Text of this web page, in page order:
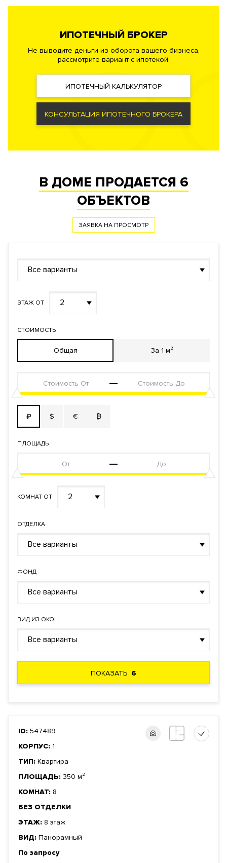
очистки воздуха, системы очистки воды до уровня питьевой,
центральная система принудительной вентиляции и
кондиционирования, малошумные лифты.
Автоматическая система пожаротушения, противопожарная
сигнализация.
Документы ЗАЯВКА НА ЮРИДИЧЕСКУЮ КОНСУЛЬТАЦИЮ
Инвестиционный договор
ИПОТЕЧНЫЙ БРОКЕР
Не выводите деньги из оборота вашего бизнеса,
рассмотрите вариант с ипотекой.
ИПОТЕЧНЫЙ КАЛЬКУЛЯТОР
КОНСУЛЬТАЦИЯ ИПОТЕЧНОГО БРОКЕРА
В ДОМЕ ПРОДАЕТСЯ 6
ОБЪЕКТОВ
ЗАЯВКА НА ПРОСМОТР
Все варианты
ЭТАЖ ОТ 2
СТОИМОСТЬ
Общая За 1 м²
₽ $ € ₿
ПЛОЩАДЬ
КОМНАТ ОТ 2
ОТДЕЛКА
Все варианты
ФОНД
Все варианты
ВИД ИЗ ОКОН
Все варианты
ПОКАЗАТЬ 6
ID: 547489
КОРПУС: 1
ТИП: Квартира
ПЛОЩАДЬ: 350 м²
КОМНАТ: 8
БЕЗ ОТДЕЛКИ
ЭТАЖ: 8 этаж
ВИД: Панорамный
По запросу